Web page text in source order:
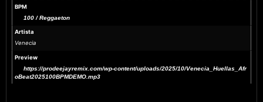
BPM
100 / Reggaeton
Artista
Venecia
Preview
https://prodeejayremix.com/wp-content/uploads/2025/10/Venecia_Huellas_Afr
oBeat2025100BPMDEMO.mp3